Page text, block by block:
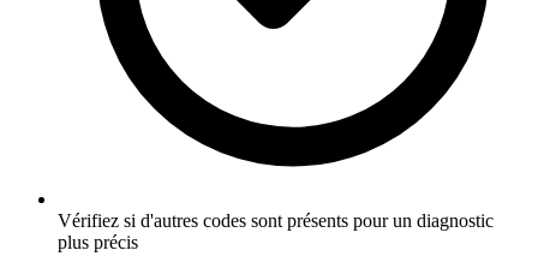
Vérifiez si d'autres codes sont présents pour un diagnostic
plus précis